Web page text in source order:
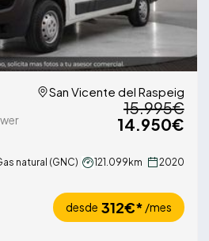
San Vicente del Raspeig
15.995€
14.950€
natural (GNC) 121.099km 2020
desde 312€* /mes